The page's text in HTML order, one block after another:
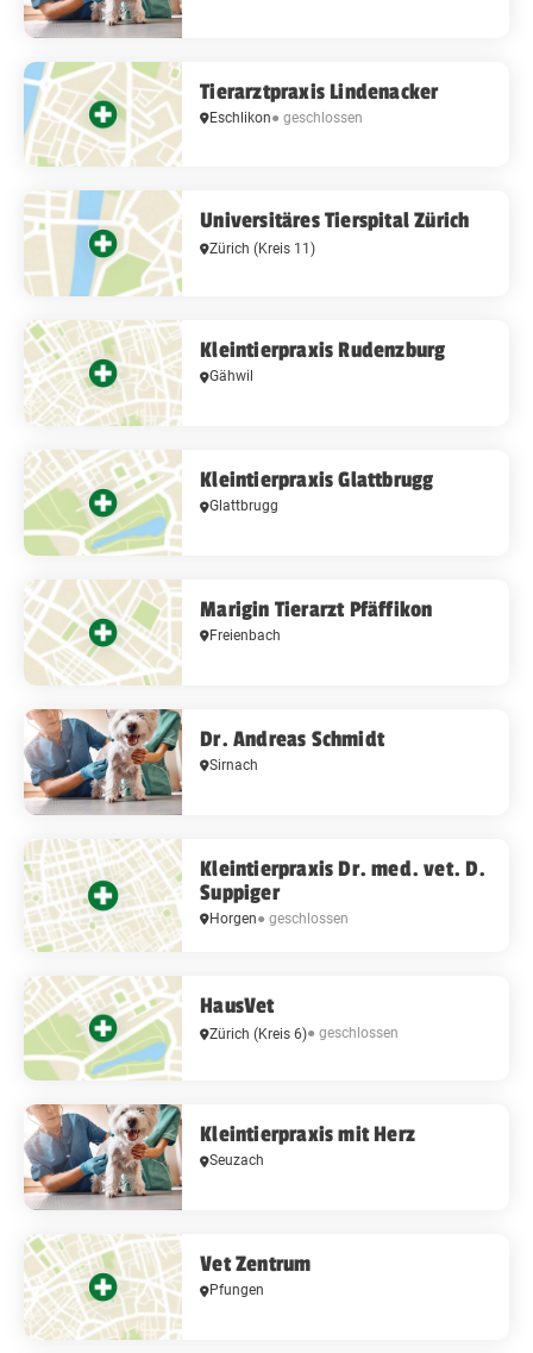
Tierarztpraxis Lindenacker
Eschlikon● geschlossen
Universitäres Tierspital Zürich
Zürich(Kreis 11)
Kleintierpraxis Rudenzburg
Gähwil
Kleintierpraxis Glattbrugg
Glattbrugg
Marigin Tierarzt Pfäffikon
Freienbach
Dr. Andreas Schmidt
Sirnach
Kleintierpraxis Dr. med. vet. D.
Suppiger
Horgen● geschlossen
HausVet
Zürich(Kreis 6)● geschlossen
Kleintierpraxis mit Herz
Seuzach
Vet Zentrum
Pfungen